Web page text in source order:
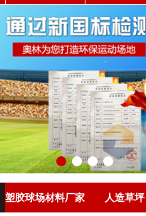
塑胶球场材料厂家 人造草坪